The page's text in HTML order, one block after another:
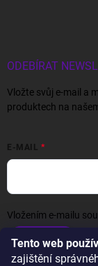
Tento web
zajištění
ODEBÍRAT
Vložte svůj e-mail a
produktech na
E-MAIL
Vložením e-mailu
Přihlásit se